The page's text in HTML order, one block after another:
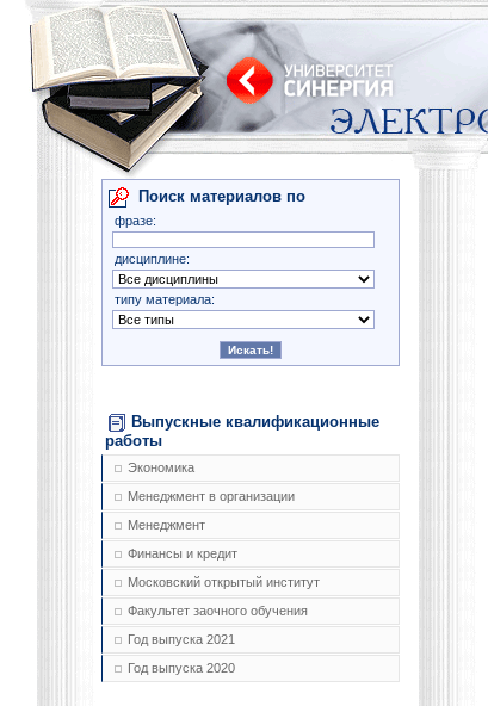
Поиск материалов по
фразе:
дисциплине:
типу материала:
Выпускные квалификационные
работы
Экономика
Менеджмент в организации
Менеджмент
Финансы и кредит
Московский открытый институт
Факультет заочного обучения
Год выпуска 2021
Год выпуска 2020